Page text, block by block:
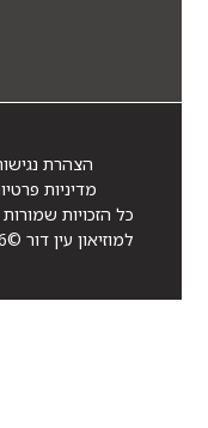
הצהרת נגישות
מדיניות פרטיות
כל הזכויות שמורות
למוזיאון עין דור ©2026